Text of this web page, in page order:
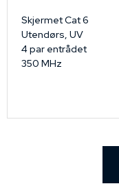
Skjermet Cat 6
Utendørs, UV
4 par entrådet
350 MHz